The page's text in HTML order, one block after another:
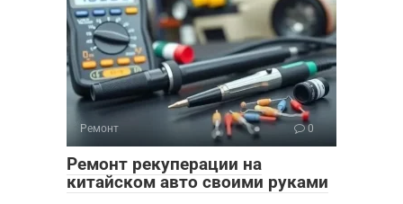
Ремонт 0
Ремонт рекуперации на
китайском авто своими руками